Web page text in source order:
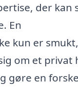
der kan
En
kun er
om et privat
gøre en